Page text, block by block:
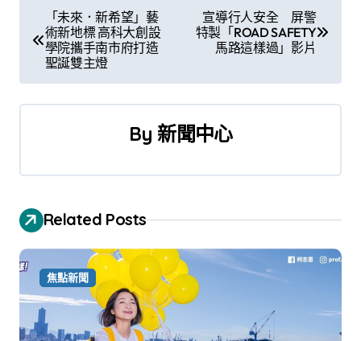
章
導
覽
「未來．新希望」藝
術新地標 高科大創設
學院攜手南市府打造
聖誕雙主燈
宣導行人安全 屏警
特製「ROAD SAFETY
馬路這樣過」影片
By 新聞中心
Related Posts
焦點新聞